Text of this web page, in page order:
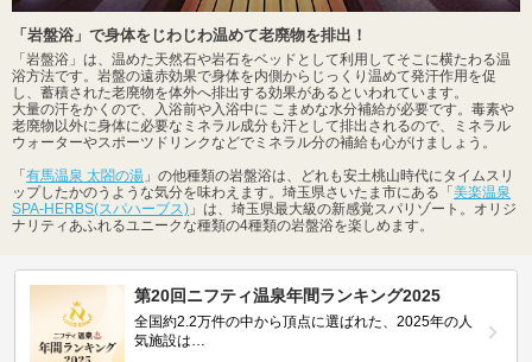
「岩盤浴」で身体をじわじわ温めて老廃物を排出！
「岩盤浴」は、温めた天然石や岩石をベッドとして利用してそこに横たわる温
浴方法です。岩盤の遠赤効果で身体を内側からじっくり温めて発汗作用を促
し、蓄積された老廃物を体外へ排出する効果があるといわれています。
大量の汗をかくので、入浴前や入浴中に こまめな水分補給が必要です。毒素や
老廃物以外に身体に必要なミネラル成分も汗として排出されるので、ミネラル
ウォーターやスポーツドリンクなどでミネラル分の補給も心がけましょう。
「 有馬温泉 太閤の湯 」の他種類の岩盤浴は、どれも安土桃山時代にタイムスリ
ップしたかのうような気分を味わえます。埼玉県さいたま市にある「 美楽温泉
SPA-HERBS(スパハーブス) 」は、埼玉県最大級の新感覚スパリゾート。オリジ
ナリティあふれるユニークな種類の4種類の岩盤浴を楽しめます。
第20回ニフティ温泉年間ランキング2025
全国約2.2万件の中から頂点に選ばれた、2025年の人
気施設は…